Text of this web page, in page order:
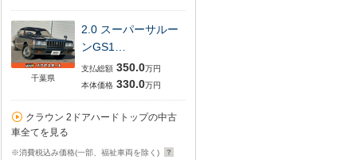
千葉県
2.0 スーパーサルー
ンGS1…
支払総額 350.0万円
本体価格 330.0万円
クラウン 2ドアハードトップの中古
車全てを見る
※消費税込み価格(一部、福祉車両を除く)